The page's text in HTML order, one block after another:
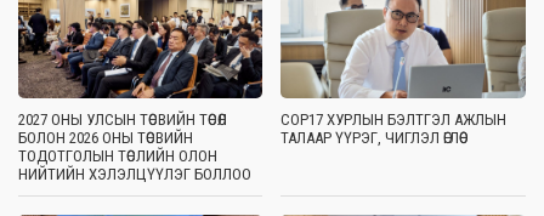
2027 ОНЫ УЛСЫН ТӨСВИЙН ТӨСӨЛ
БОЛОН 2026 ОНЫ ТӨСВИЙН
ТОДОТГОЛЫН ТӨСЛИЙН ОЛОН
НИЙТИЙН ХЭЛЭЛЦҮҮЛЭГ БОЛЛОО
COP17 ХУРЛЫН БЭЛТГЭЛ АЖЛЫН
ТАЛААР ҮҮРЭГ, ЧИГЛЭЛ ӨГЛӨӨ